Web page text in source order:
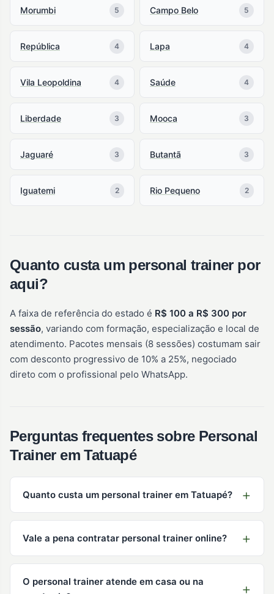
Morumbi 5 Campo Belo 5
República 4 Lapa 4
Vila Leopoldina 4 Saúde 4
Liberdade 3 Mooca 3
Jaguaré 3 Butantã 3
Iguatemi 2 Rio Pequeno 2
Quanto custa um personal trainer por
aqui?
A faixa de referência do estado é R$ 100 a R$ 300 por
sessão, variando com formação, especialização e local de
atendimento. Pacotes mensais (8 sessões) costumam sair
com desconto progressivo de 10% a 25%, negociado
direto com o profissional pelo WhatsApp.
Perguntas frequentes sobre Personal
Trainer em Tatuapé
Quanto custa um personal trainer em Tatuapé?
Vale a pena contratar personal trainer online?
O personal trainer atende em casa ou na